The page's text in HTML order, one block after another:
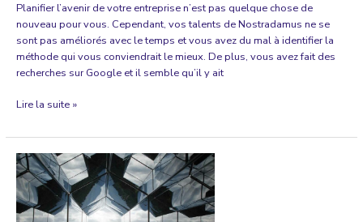
Planifier l’avenir de votre entreprise n’est pas quelque chose de
nouveau pour vous. Cependant, vos talents de Nostradamus ne se
sont pas améliorés avec le temps et vous avez du mal à identifier la
méthode qui vous conviendrait le mieux. De plus, vous avez fait des
recherches sur Google et il semble qu’il y ait
Top
des
méthodes
simples
de
prévision
des
Lire la suite »